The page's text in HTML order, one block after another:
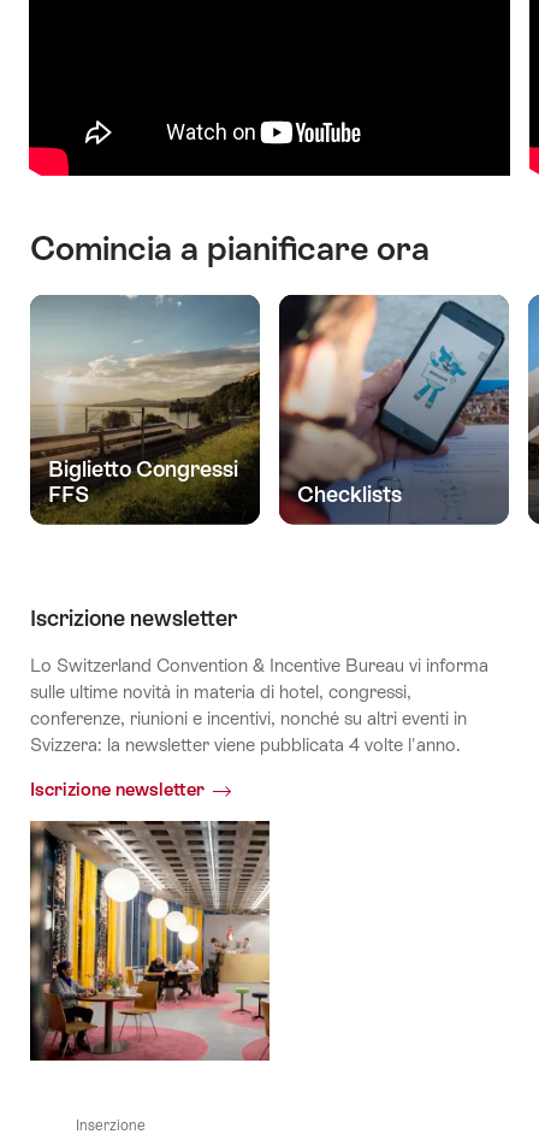
Comincia a pianificare ora
Biglietto Congressi
FFS
Checklists
Iscrizione newsletter
Lo Switzerland Convention & Incentive Bureau vi informa
sulle ultime novità in materia di hotel, congressi,
conferenze, riunioni e incentivi, nonché su altri eventi in
Svizzera: la newsletter viene pubblicata 4 volte l'anno.
Iscrizione newsletter
Inserzione